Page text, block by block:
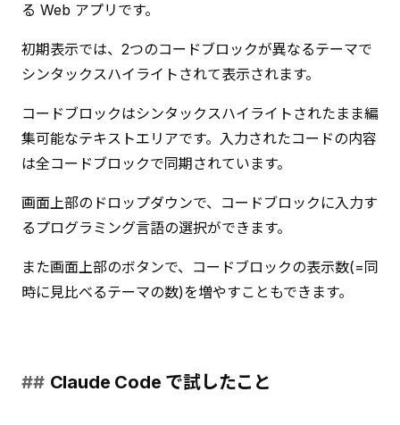
る Web アプリです。
初期表示では、2つのコードブロックが異なるテーマで
シンタックスハイライトされて表示されます。
コードブロックはシンタックスハイライトされたまま編
集可能なテキストエリアです。入力されたコードの内容
は全コードブロックで同期されています。
画面上部のドロップダウンで、コードブロックに入力す
るプログラミング言語の選択ができます。
また画面上部のボタンで、コードブロックの表示数(=同
時に見比べるテーマの数)を増やすこともできます。
Claude Code で試したこと